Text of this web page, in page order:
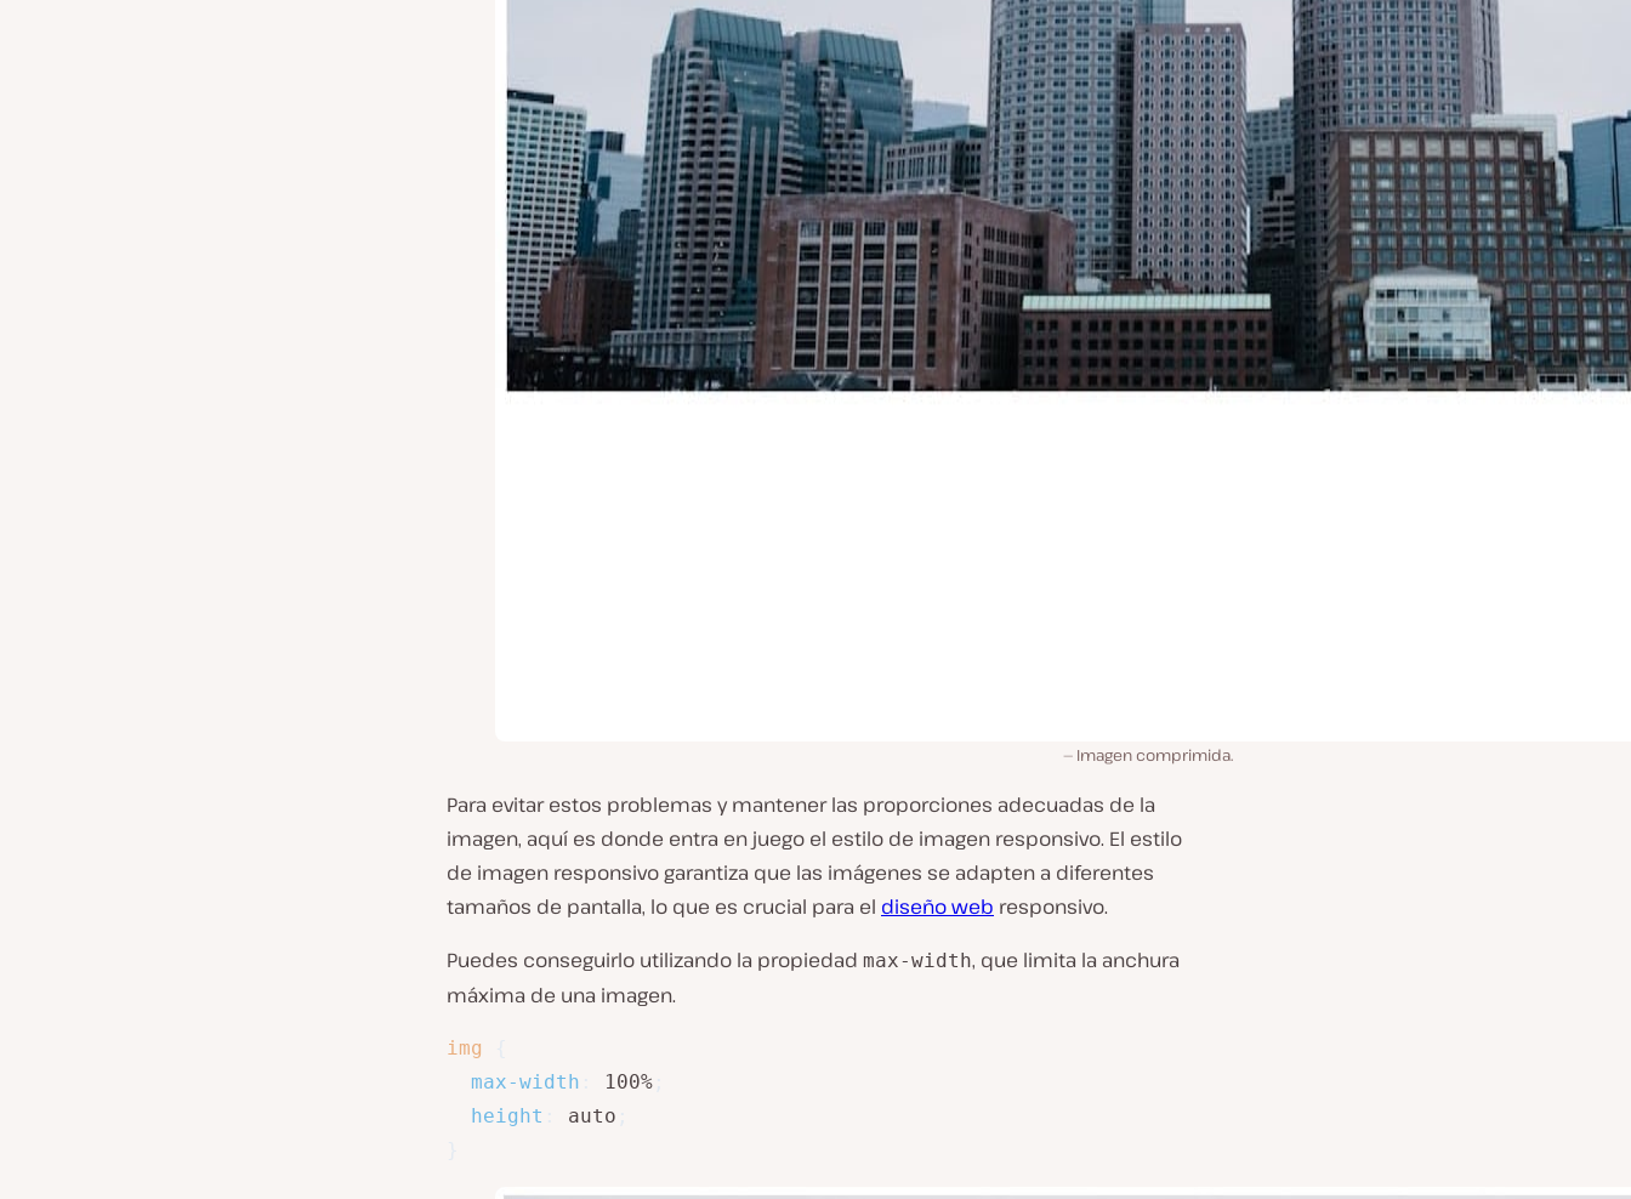
Imagen comprimida.
Para evitar estos problemas y mantener las proporciones adecuadas de la
imagen, aquí es donde entra en juego el estilo de imagen responsivo. El estilo
de imagen responsivo garantiza que las imágenes se adapten a diferentes
tamaños de pantalla, lo que es crucial para el diseño web responsivo.
Puedes conseguirlo utilizando la propiedad max-width, que limita la anchura
máxima de una imagen.
img
max-width
100%
height
auto